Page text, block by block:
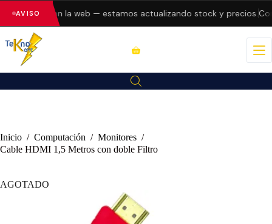
AVISO
errores en la web — estamos actualizando stock y precios.
Inicio / Computación / Monitores /
Cable HDMI 1,5 Metros con doble Filtro
AGOTADO